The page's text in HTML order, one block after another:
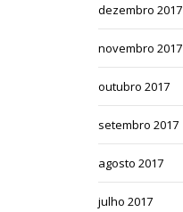
dezembro 2017
novembro 2017
outubro 2017
setembro 2017
agosto 2017
julho 2017